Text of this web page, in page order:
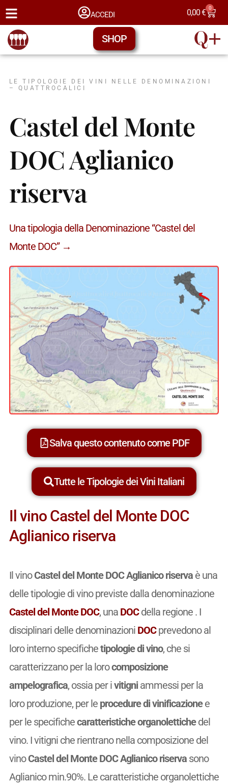
ACCEDI 0,00€ 0
SHOP
LE TIPOLOGIE DEI VINI NELLE DENOMINAZIONI
– QUATTROCALICI
Castel del Monte
DOC Aglianico
riserva
Una tipologia della Denominazione “Castel del
Monte DOC” →
Salva questo contenuto come PDF
Tutte le Tipologie dei Vini Italiani
Il vino Castel del Monte DOC
Aglianico riserva
Il vinoCastel del Monte DOC Aglianico riservaè una
delle tipologie di vino previste dalla denominazione
Castel del Monte DOC, una DOCdella regione . I
disciplinari delle denominazioni DOCprevedono al
loro interno specifichetipologie di vino, che si
caratterizzano per la lorocomposizione
ampelografica, ossia per ivitigniammessi per la
loro produzione, per le procedure di vinificazionee
per le specifichecaratteristiche organolettichedel
vino. I vitigni che rientrano nella composizione del
vinoCastel del Monte DOC Aglianico riservasono
Aglianico min.90%. Le caratteristiche organolettiche